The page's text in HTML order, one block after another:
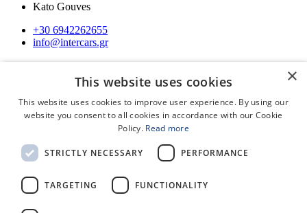
Kato Gouves
+30 6942262655
info@intercars.gr
Notre flotte
Questions fréquemment posées
Lexique de Location
Termes et Conditions Générales
Contactez nous
Newsletter
×
This website uses cookies
This website uses cookies to improve user experience. By using our
website you consent to all cookies in accordance with our Cookie
Policy. Read more
STRICTLY NECESSARY PERFORMANCE
TARGETING FUNCTIONALITY